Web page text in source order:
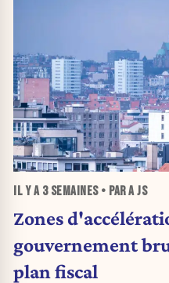
IL Y A 3 SEMAINES• PAR A JS
Zones
gouvernement
plan fiscal